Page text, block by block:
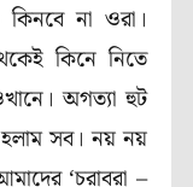
না ওরা।
কিনে নিতে
অগত্যা হুট
সব। নয় নয়
‘চরাবরা –